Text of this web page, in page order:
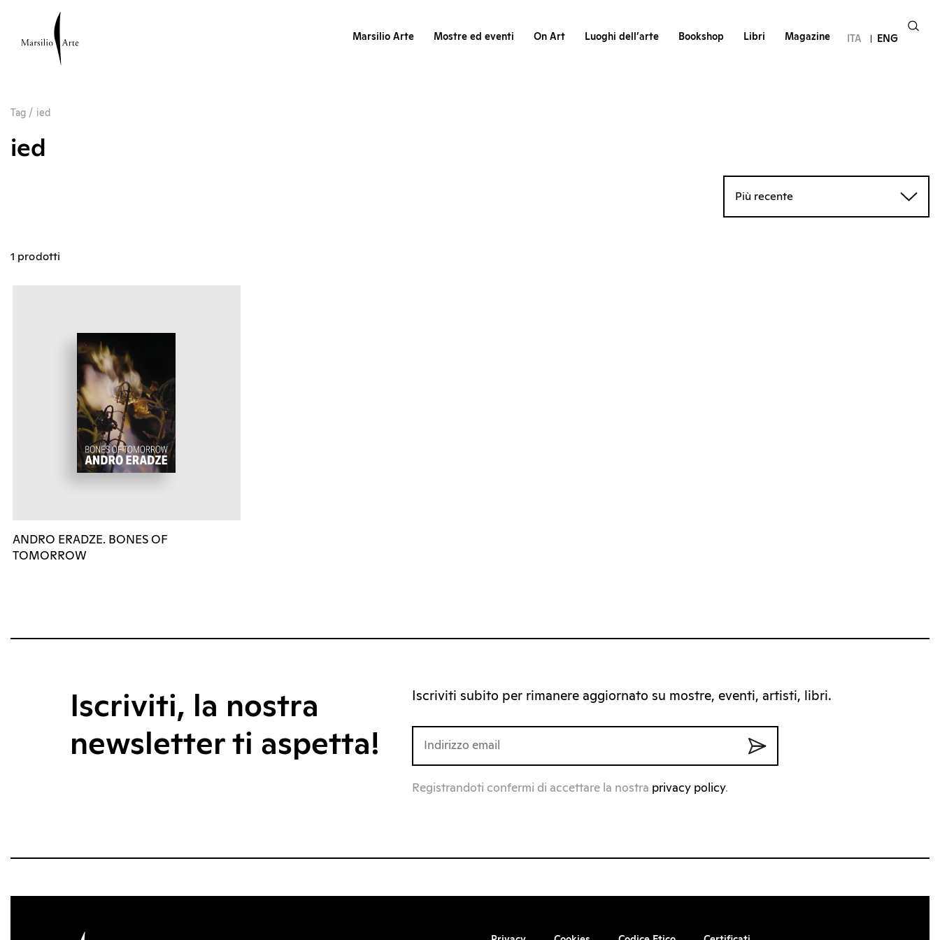
Marsilio Arte Mostre ed eventi On Art Luoghi dell’arte Bookshop Libri Magazine ITA ENG
Tag / ied
ied
Più recente
1 prodotti
ANDRO ERADZE. BONES OF
TOMORROW
Iscriviti, la nostra
newsletter ti aspetta!
Iscriviti subito per rimanere aggiornato su mostre, eventi, artisti, libri.
Registrandoti confermi di accettare la nostra privacy policy.